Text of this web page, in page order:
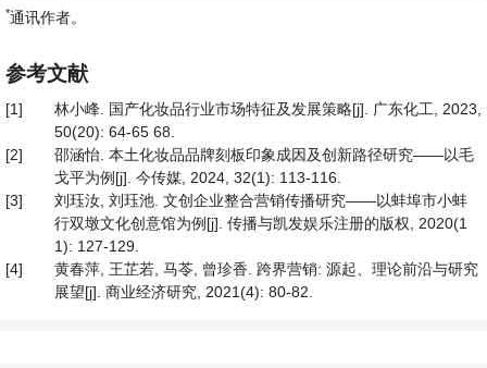
*通讯作者。
参考文献
[1]
林小峰. 国产化妆品行业市场特征及发展策略[j]. 广东化工, 2023,
50(20): 64-65 68.
[2]
邵涵怡. 本土化妆品品牌刻板印象成因及创新路径研究——以毛
戈平为例[j]. 今传媒, 2024, 32(1): 113-116.
[3]
刘珏汝, 刘珏池. 文创企业整合营销传播研究——以蚌埠市小蚌
行双墩文化创意馆为例[j]. 传播与凯发娱乐注册的版权, 2020(1
1): 127-129.
[4]
黄春萍, 王芷若, 马苓, 曾珍香. 跨界营销: 源起、理论前沿与研究
展望[j]. 商业经济研究, 2021(4): 80-82.